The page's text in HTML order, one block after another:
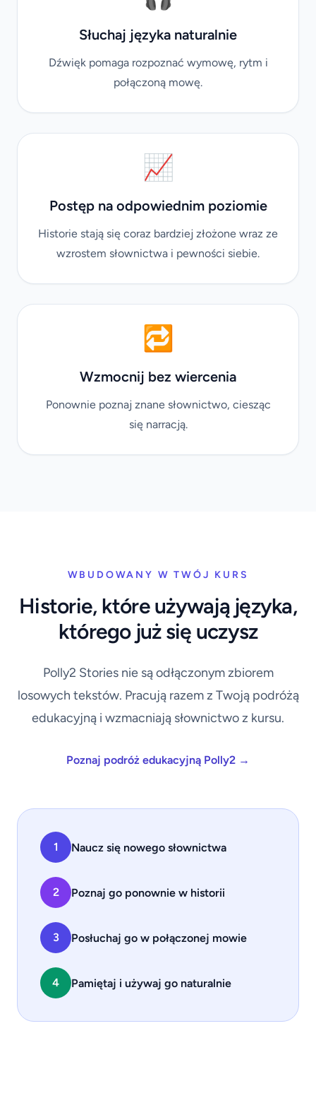
Słuchaj języka naturalnie
Dźwięk pomaga rozpoznać wymowę, rytm i
połączoną mowę.
📈
Postęp na odpowiednim poziomie
Historie stają się coraz bardziej złożone wraz ze
wzrostem słownictwa i pewności siebie.
🔁
Wzmocnij bez wiercenia
Ponownie poznaj znane słownictwo, ciesząc
się narracją.
WBUDOWANY W TWÓJ KURS
Historie, które używają języka,
którego już się uczysz
Polly2 Stories nie są odłączonym zbiorem
losowych tekstów. Pracują razem z Twoją podróżą
edukacyjną i wzmacniają słownictwo z kursu.
Poznaj podróż edukacyjną Polly2 →
1 Naucz się nowego słownictwa
2 Poznaj go ponownie w historii
3 Posłuchaj go w połączonej mowie
4 Pamiętaj i używaj go naturalnie